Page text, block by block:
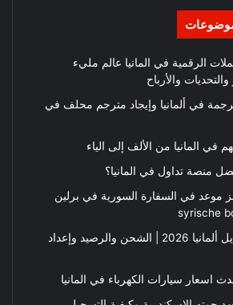
الرقمية في المانيا عالم مليء
والأرباح
في ألمانيا وإيجاد مترجم محلف في
في المانيا من الألف إلى الياء
منصة تداول في المانيا؟
موعد في السفارة السورية في برلين
syrische
لايكا موبايل ألمانيا 2026 | الشحن والرصيد وإعداد
اسعار سيارات الكهرباء في المانيا